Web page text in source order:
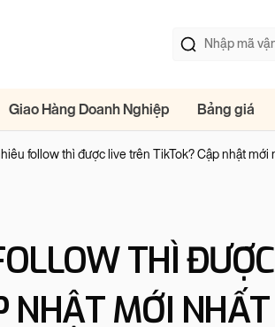
Giao Hàng Doanh Nghiệp Bảng giá
follow thì được live trên TikTok? Cập nhật mới
THÌ
NHẬT MỚI NHẤT